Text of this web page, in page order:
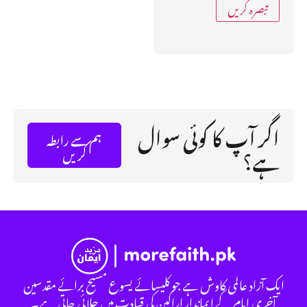
اگر آپ کا کوئی سوال
ہے؟ ہم سے رابطہ
کریں
ایک آزاد عالمی کاوش ہے جو کلیسائے یسوع مسیح برائے مقدسین
آخری ایام کے ایماندار اراکین کی قیادت میں چلائی جاتی ہے۔